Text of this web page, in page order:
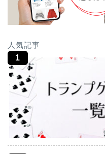
人気記事